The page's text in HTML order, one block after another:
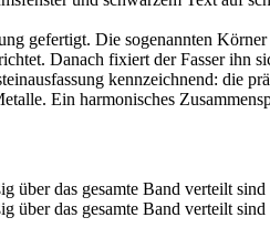
gefertigt. Die sogenannten
Danach fixiert der Fasser ihn
kennzeichnend: die
Ein harmonisches